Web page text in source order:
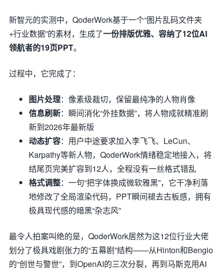
新智元的实测中，QoderWork基于一个“图片乱码文件夹
+行业数据”的素材，生成了一份排版优雅、容纳了12位AI
领航者的19页PPT。
过程中，它完成了：
图片处理：像素级裁切，保留最纯净的人物肖像
信息刷新：瞬间消化“外挂数据”，将人物成就精准刷
新到2026年最新版
动态扩容：用户中途要求加入李飞飞、LeCun、
Karpathy等新人物，QoderWork情绪稳定地接入，将
结尾页完美扩容到12人，全程没有一丝格式错乱
格式调整：一句“把字体换成微软雅黑”，它干净利落
地修改了全局渲染代码，PPT瞬间褪去古板感，拥有
极具现代感的暗黑“杂志风”
最令人拍案叫绝的是，QoderWork居然为这12位行业大佬
划分了极具戏剧张力的“五幕剧”结构——从Hinton和Bengio
的“创世与警世”，到OpenAI的三次分裂，再到马斯克用AI